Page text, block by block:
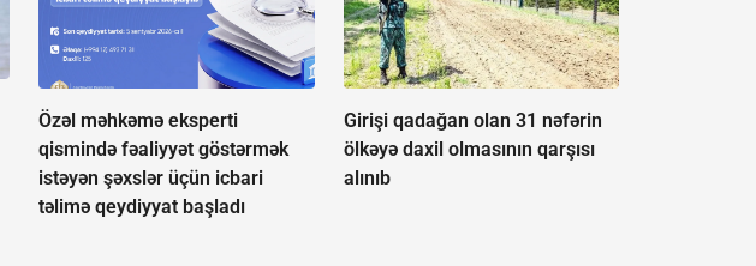
Özəl məhkəmə eksperti
qismində fəaliyyət göstərmək
istəyən şəxslər üçün icbari
təlimə qeydiyyat başladı
Girişi qadağan olan 31 nəfərin
ölkəyə daxil olmasının qarşısı
alınıb